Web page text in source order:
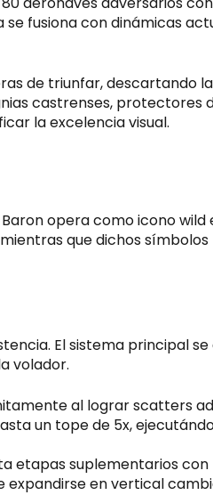
fusiona con dinámicas
de triunfar, descartando
castrenses,
la excelencia visual.
opera como icono
que dichos
El sistema principal
volador.
al lograr scatters
un tope de 5x,
etapas suplementarios
expandirse en vertical